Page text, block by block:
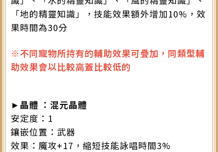
「地的精靈知識」，技能效果額外增加10%，效
果時間為30分
※不同寵物所持有的輔助效果可疊加，同類型輔
助效果會以比較高蓋比較低的
► 晶體 ：混元晶體
安定度：1
鑲嵌位置：武器
效果：魔攻+17，縮短技能詠唱時間3%